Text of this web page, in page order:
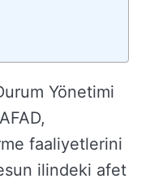
Yönetimi
faaliyetlerini
ilindeki afet